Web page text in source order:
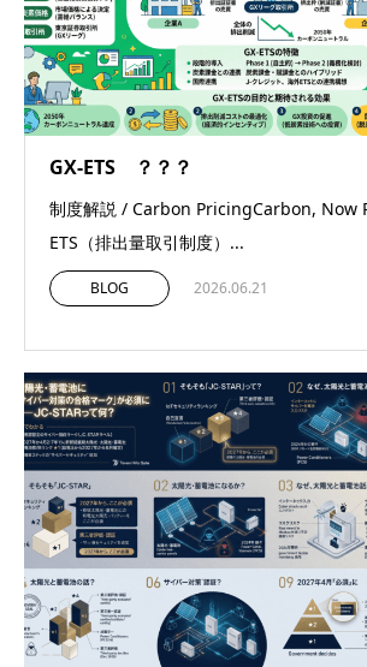
GX-ETS ？？？
制度解説 / Carbon PricingCarbon, Now
ETS（排出量取引制度）...
BLOG 2026.06.21